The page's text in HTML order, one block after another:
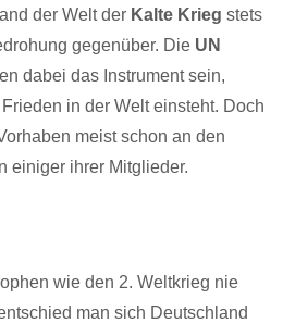
der Welt der Kalte Krieg stets
gegenüber. Die UN
dabei das Instrument sein,
in der Welt einsteht. Doch
meist schon an den
einiger ihrer Mitglieder.
wie den 2. Weltkrieg nie
man sich Deutschland